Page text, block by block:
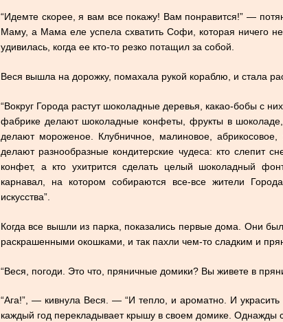
“Идемте скорее, я вам все покажу! Вам понравится!” —
Маму, а Мама еле успела схватить Софи, которая ничего
удивилась, когда ее кто-то резко потащил за собой.
Веся вышла на дорожку, помахала рукой кораблю, и стала
“Вокруг Города растут шоколадные деревья, какао-бобы с
фабрике делают шоколадные конфеты, фрукты в
делают мороженое. Клубничное, малиновое,
делают разнообразные кондитерские чудеса: кто слепит
конфет, а кто ухитрится сделать целый шоколадный
карнавал, на котором собираются все-все жители
искусства”.
Когда все вышли из парка, показались первые дома. Они
раскрашенными окошками, и так пахли чем-то сладким и
“Веся, погоди. Это что, пряничные домики? Вы живете в
“Ага!”, — кивнула Веся. — “И тепло, и ароматно. И
каждый год перекладывает крышу в своем домике. Однажды